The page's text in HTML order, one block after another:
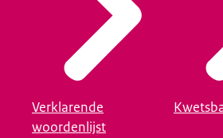
Verklarende
woordenlijst